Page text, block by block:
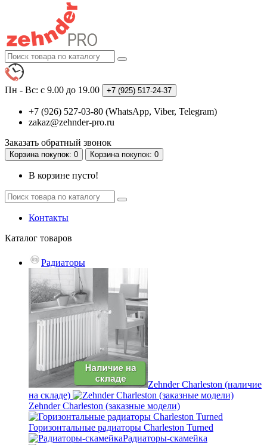
Пн - Вс: с 9.00 до 19.00 +7 (925) 517-24-37
+7 (926) 527-03-80 (WhatsApp, Viber, Telegram)
zakaz@zehnder-pro.ru
Заказать обратный звонок
Корзинапокупок: 0 Корзинапокупок: 0
В корзине пусто!
Контакты
Каталог товаров
Радиаторы
Zehnder Charleston (наличие
на складе)
Zehnder Charleston (заказные модели)
Горизонтальные радиаторы Charleston Turned
Радиаторы-скамейка